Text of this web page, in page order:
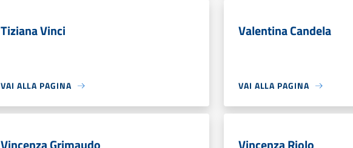
Tiziana Vinci
VAI ALLA PAGINA
Valentina Candela
VAI ALLA PAGINA